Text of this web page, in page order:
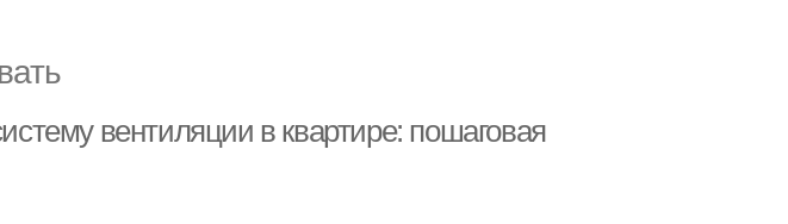
вентиляции в квартире: пошаговая